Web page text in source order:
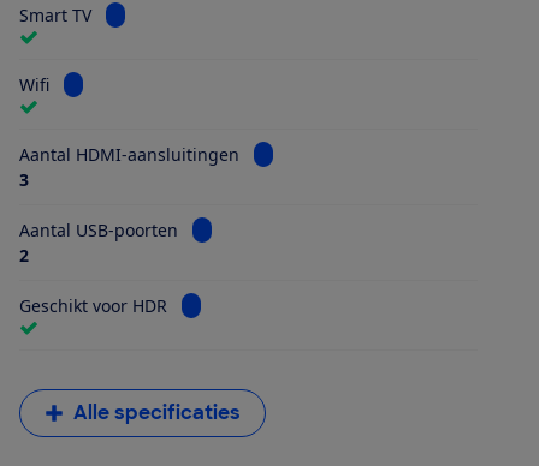
Smart TV Bekijk informatie voor Smart TV
Wifi Bekijk informatie voor Wifi
Aantal HDMI-aansluitingen
Bekijk informatie voor Aantal
3
Aantal USB-poorten
Bekijk informatie voor Aantal USB-poorten
2
Geschikt voor HDR Bekijk informatie voor Geschikt voor HDR
Alle specificaties